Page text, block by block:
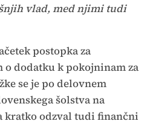
vlad, med njimi tudi
postopka za
dodatku k pokojninam za
se je po delovnem
šolstva na
kratko odzval tudi finančni